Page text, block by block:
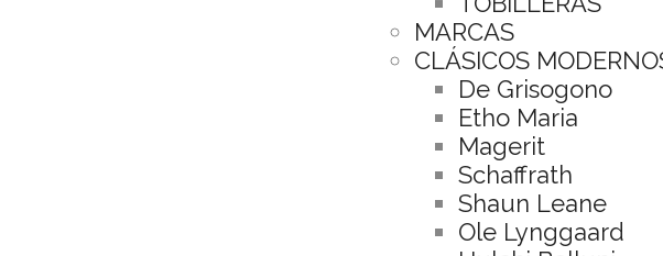
MARCAS
CLÁSICOS
De Grisogono
Etho Maria
Magerit
Schaffrath
Shaun Leane
Ole Lynggaard